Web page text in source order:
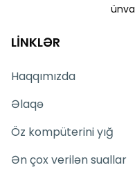
LİNKLƏR
Haqqımızda
Əlaqə
Öz kompüterini yığ
Ən çox verilən suallar